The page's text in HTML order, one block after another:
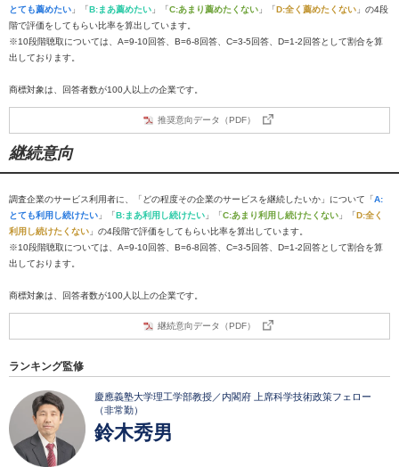
とても薦めたい 」「B:まあ薦めたい 」「C:あまり薦めたくない 」「D:全く薦めたくない 」の4段
階で評価をしてもらい比率を算出しています。
※10段階聴取については、A=9-10回答、B=6-8回答、C=3-5回答、D=1-2回答として割合を算
出しております。
商標対象は、回答者数が100人以上の企業です。
推奨意向データ（PDF）
継続意向
調査企業のサービス利用者に、「どの程度その企業のサービスを継続したいか」について「A:
とても利用し続けたい 」「B:まあ利用し続けたい 」「C:あまり利用し続けたくない 」「D:全く
利用し続けたくない 」の4段階で評価をしてもらい比率を算出しています。
※10段階聴取については、A=9-10回答、B=6-8回答、C=3-5回答、D=1-2回答として割合を算
出しております。
商標対象は、回答者数が100人以上の企業です。
継続意向データ（PDF）
ランキング監修
慶應義塾大学理工学部教授／内閣府 上席科学技術政策フェロー
（非常勤）
鈴木秀男